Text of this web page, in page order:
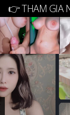
👉 THAM GIA